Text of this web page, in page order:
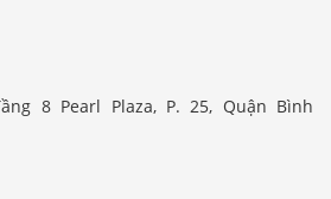
8 Pearl Plaza, P. 25, Quận Bình